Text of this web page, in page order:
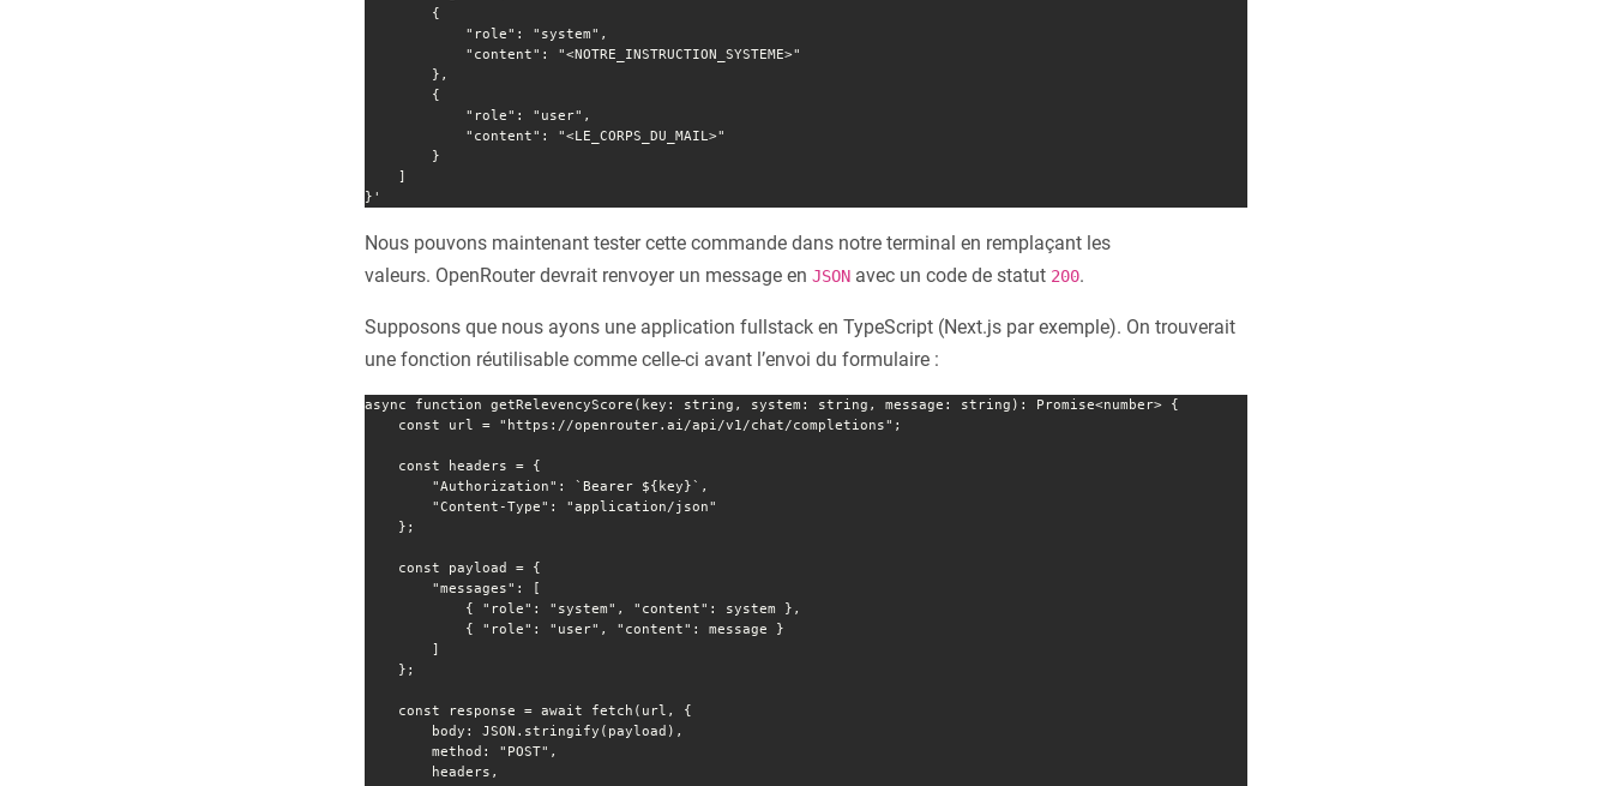
}'
Nous pouvons maintenant tester cette commande dans notre terminal en remplaçant les
valeurs. OpenRouter devrait renvoyer un message en JSON avec un code de statut 200.
Supposons que nous ayons une application fullstack en TypeScript (Next.js par exemple). On trouverait
une fonction réutilisable comme celle-ci avant l’envoi du formulaire :
async function getRelevencyScore(key: string, system: string, message: string): Promise<number> {